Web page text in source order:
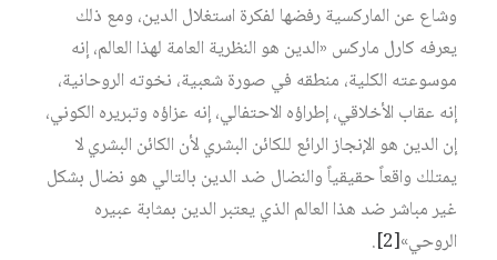
وشاع عن الماركسية رفضها لفكرة استغلال الدين، ومع ذلك
يعرفه كارل ماركس «الدين هو النظرية العامة لهذا العالم، إنه
موسوعته الكلية، منطقه في صورة شعبية، نخوته الروحانية،
إنه عقاب الأخلاقي، إطراؤه الاحتفالي، إنه عزاؤه وتبريره الكوني،
إن الدين هو الإنجاز الرائع للكائن البشري لأن الكائن البشري لا
يمتلك واقعاً حقيقياً والنضال ضد الدين بالتالي هو نضال بشكل
غير مباشر ضد هذا العالم الذي يعتبر الدين بمثابة عبيره
الروحي»[2]
.